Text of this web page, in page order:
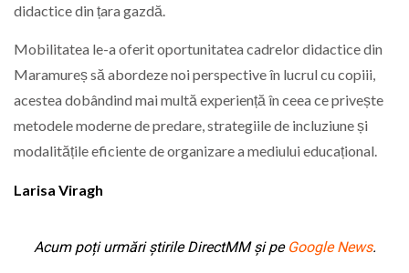
didactice din țara gazdă.
Mobilitatea le-a oferit oportunitatea cadrelor didactice din
Maramureș să abordeze noi perspective în lucrul cu copiii,
acestea dobândind mai multă experiență în ceea ce privește
metodele moderne de predare, strategiile de incluziune și
modalitățile eficiente de organizare a mediului educațional.
Larisa Viragh
Acum poți urmări știrile DirectMM și pe Google News.